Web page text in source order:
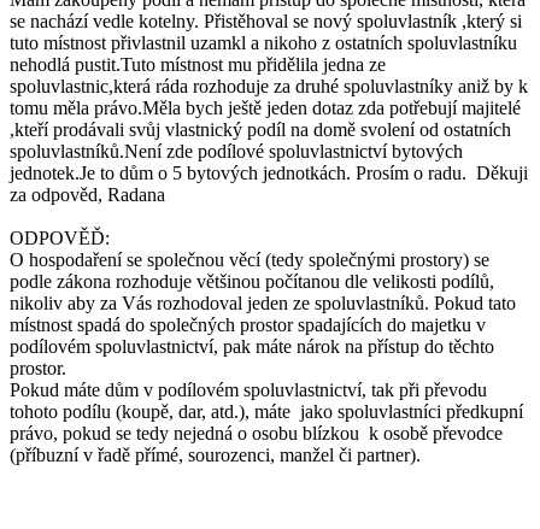
se nachází vedle kotelny. Přistěhoval se nový spoluvlastník ,který si
tuto místnost přivlastnil uzamkl a nikoho z ostatních spoluvlastníku
nehodlá pustit.Tuto místnost mu přidělila jedna ze
spoluvlastnic,která ráda rozhoduje za druhé spoluvlastníky aniž by k
tomu měla právo.Měla bych ještě jeden dotaz zda potřebují majitelé
,kteří prodávali svůj vlastnický podíl na domě svolení od ostatních
spoluvlastníků.Není zde podílové spoluvlastnictví bytových
jednotek.Je to dům o 5 bytových jednotkách. Prosím o radu. Děkuji
za odpověd, Radana
ODPOVĚĎ:
O hospodaření se společnou věcí (tedy společnými prostory) se
podle zákona rozhoduje většinou počítanou dle velikosti podílů,
nikoliv aby za Vás rozhodoval jeden ze spoluvlastníků. Pokud tato
místnost spadá do společných prostor spadajících do majetku v
podílovém spoluvlastnictví, pak máte nárok na přístup do těchto
prostor.
Pokud máte dům v podílovém spoluvlastnictví, tak při převodu
tohoto podílu (koupě, dar, atd.), máte jako spoluvlastníci předkupní
právo, pokud se tedy nejedná o osobu blízkou k osobě převodce
(příbuzní v řadě přímé, sourozenci, manžel či partner).